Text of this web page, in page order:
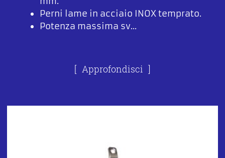
Perni lame in acciaio INOX temprato.
Potenza massima sv...
Approfondisci